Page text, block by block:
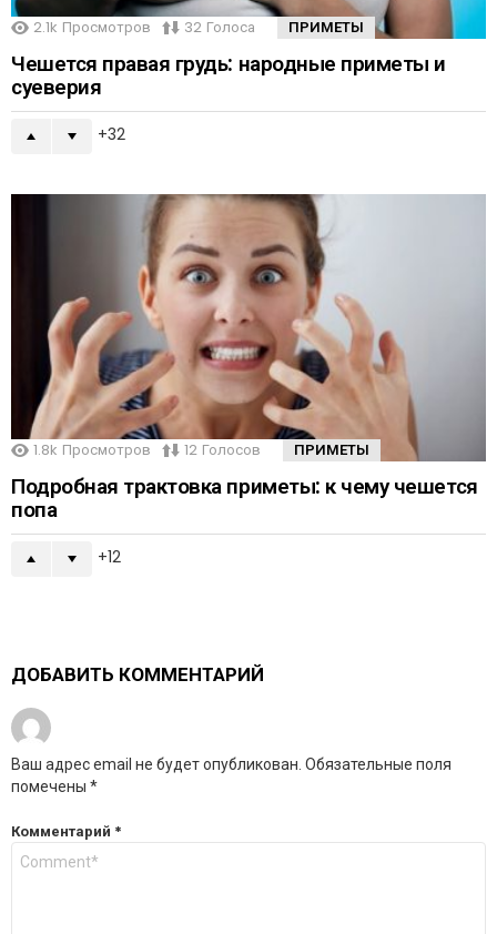
2.1k Просмотров 32 Голоса ПРИМЕТЫ
Чешется правая грудь: народные приметы и
суеверия
32
1.8k Просмотров 12 Голосов ПРИМЕТЫ
Подробная трактовка приметы: к чему чешется
попа
12
ДОБАВИТЬ КОММЕНТАРИЙ
Ваш адрес email не будет опубликован. Обязательные поля
помечены *
Комментарий *